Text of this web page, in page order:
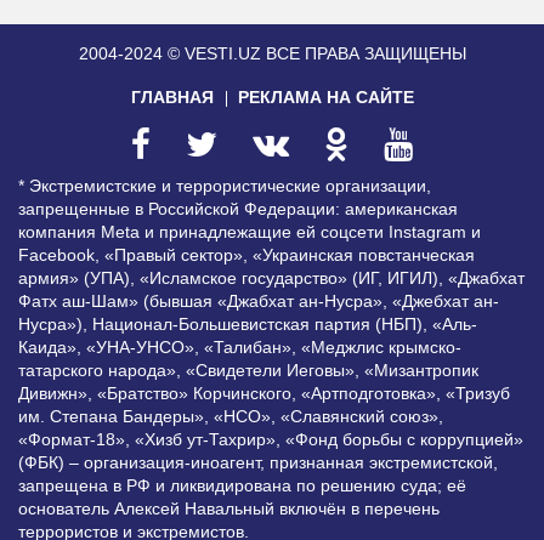
2004-2024 © VESTI.UZ ВСЕ ПРАВА ЗАЩИЩЕНЫ
ГЛАВНАЯ РЕКЛАМА НА САЙТЕ
* Экстремистские и террористические организации,
запрещенные в Российской Федерации: американская
компания Meta и принадлежащие ей соцсети Instagram и
Facebook, «Правый сектор», «Украинская повстанческая
армия» (УПА), «Исламское государство» (ИГ, ИГИЛ), «Джабхат
Фатх аш-Шам» (бывшая «Джабхат ан-Нусра», «Джебхат ан-
Нусра»), Национал-Большевистская партия (НБП), «Аль-
Каида», «УНА-УНСО», «Талибан», «Меджлис крымско-
татарского народа», «Свидетели Иеговы», «Мизантропик
Дивижн», «Братство» Корчинского, «Артподготовка», «Тризуб
им. Степана Бандеры», «НСО», «Славянский союз»,
«Формат-18», «Хизб ут-Тахрир», «Фонд борьбы с коррупцией»
(ФБК) – организация-иноагент, признанная экстремистской,
запрещена в РФ и ликвидирована по решению суда; её
основатель Алексей Навальный включён в перечень
террористов и экстремистов.